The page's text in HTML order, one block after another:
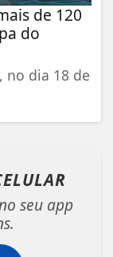
de 120
do
no dia 18 de
seu app